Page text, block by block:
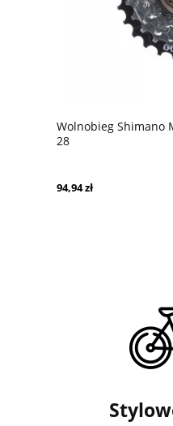
Wolnobieg Shimano
28
94,94 zł